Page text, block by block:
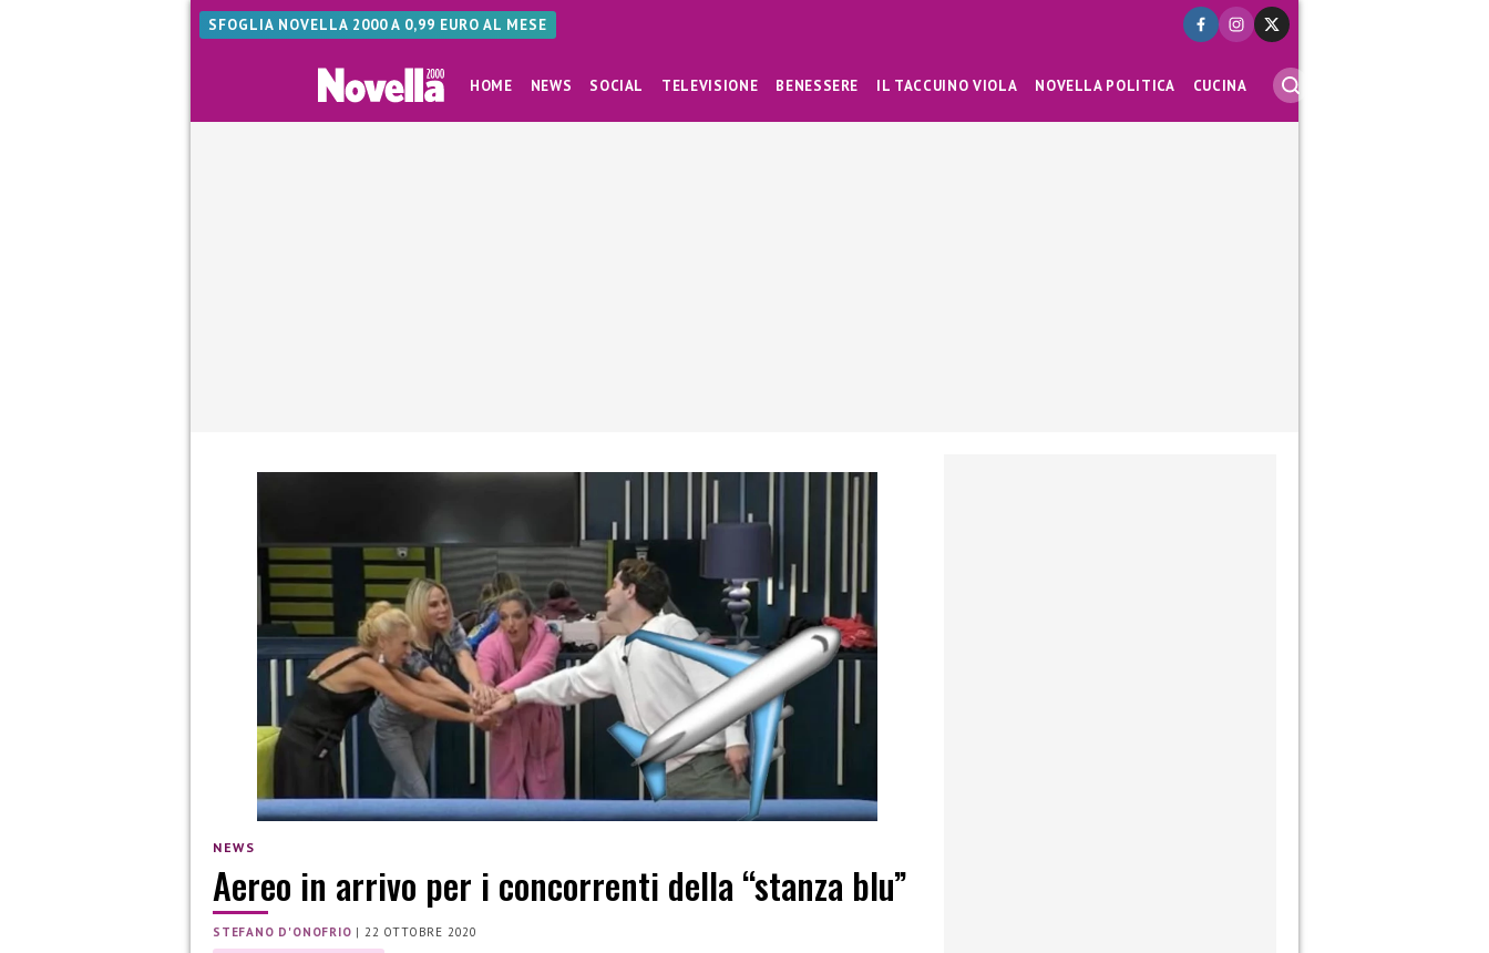
SFOGLIA NOVELLA 2000 A 0,99 EURO AL MESE
HOME NEWS SOCIAL TELEVISIONE BENESSERE IL TACCUINO VIOLA NOVELLA POLITICA CUCINA
NEWS
Aereo in arrivo per i concorrenti della “stanza blu”
STEFANO D'ONOFRIO |22 OTTOBRE 2020